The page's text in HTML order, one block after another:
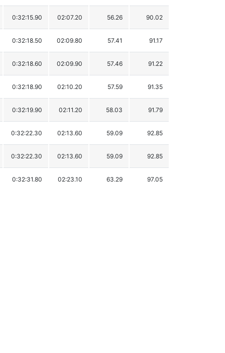
0:32:15.90 02:07.20 56.26 90.02
0:32:18.50 02:09.80 57.41 91.17
0:32:18.60 02:09.90 57.46 91.22
0:32:18.90 02:10.20 57.59 91.35
0:32:19.90 02:11.20 58.03 91.79
0:32:22.30 02:13.60 59.09 92.85
0:32:22.30 02:13.60 59.09 92.85
0:32:31.80 02:23.10 63.29 97.05